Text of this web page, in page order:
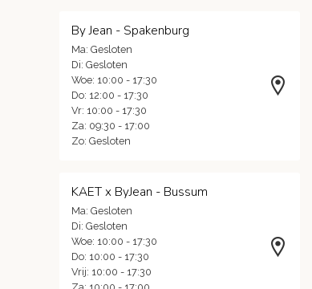
By Jean - Spakenburg
Ma: Gesloten
Di: Gesloten
Woe: 10:00 - 17:30
Do: 12:00 - 17:30
Vr: 10:00 - 17:30
Za: 09:30 - 17:00
Zo: Gesloten
KAET x ByJean - Bussum
Ma: Gesloten
Di: Gesloten
Woe: 10:00 - 17:30
Do: 10:00 - 17:30
Vrij: 10:00 - 17:30